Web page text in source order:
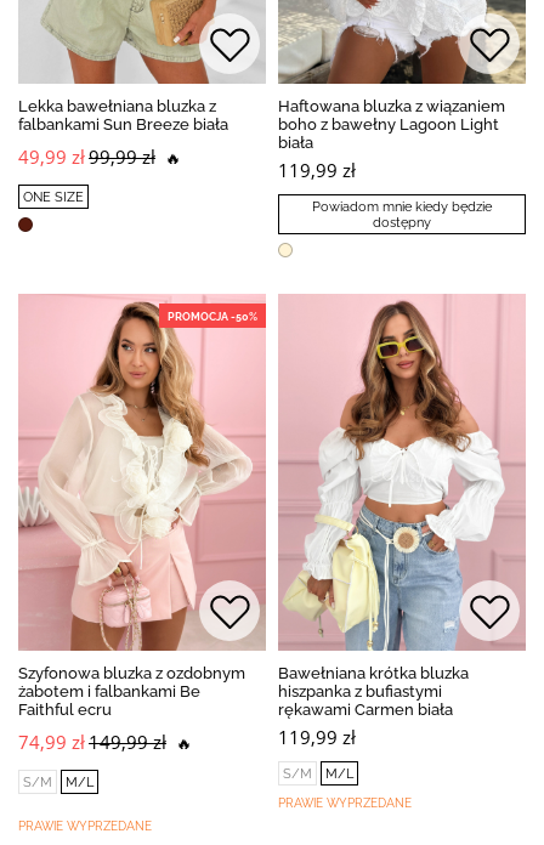
Lekka bawełniana bluzka z
falbankami Sun Breeze biała
49,99 zł99,99 zł 🔥
ONE SIZE
Haftowana bluzka z wiązaniem
boho z bawełny Lagoon Light
biała
119,99 zł
Powiadom mnie kiedy będzie
dostępny
PROMOCJA -50%
Szyfonowa bluzka z ozdobnym
żabotem i falbankami Be
Faithful ecru
74,99 zł149,99 zł 🔥
S/M M/L
PRAWIE WYPRZEDANE
Bawełniana krótka bluzka
hiszpanka z bufiastymi
rękawami Carmen biała
119,99 zł
S/M M/L
PRAWIE WYPRZEDANE